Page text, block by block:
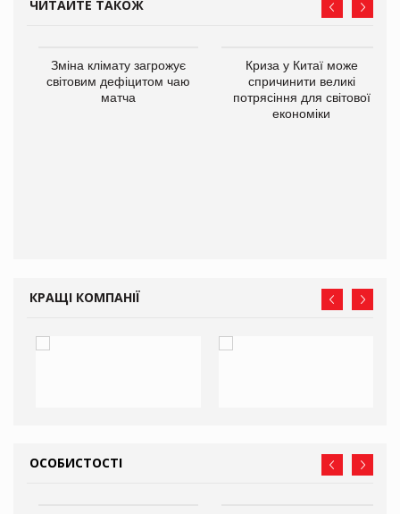
ЧИТАЙТЕ ТАКОЖ
Зміна клімату загрожує
світовим дефіцитом чаю
матча
Криза у Китаї може
спричинити великі
потрясіння для світової
економіки
КРАЩІ КОМПАНІЇ
ОСОБИСТОСТІ